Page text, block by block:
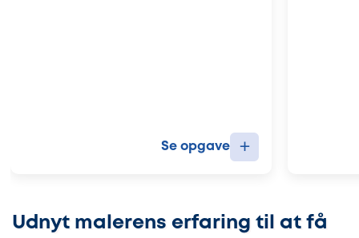
Se opgave +
Udnyt malerens erfaring til at få